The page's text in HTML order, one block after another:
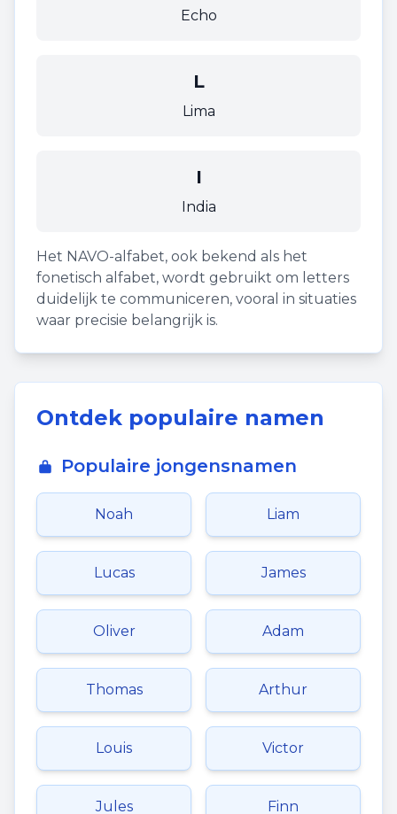
Echo
L
Lima
I
India
Het NAVO-alfabet, ook bekend als het
fonetisch alfabet, wordt gebruikt om letters
duidelijk te communiceren, vooral in situaties
waar precisie belangrijk is.
Ontdek populaire namen
Populaire jongensnamen
Noah Liam
Lucas James
Oliver Adam
Thomas Arthur
Louis Victor
Jules Finn